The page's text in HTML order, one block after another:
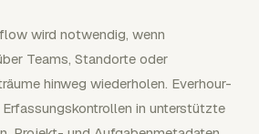
wird notwendig, wenn
Teams, Standorte oder
hinweg wiederholen. Everhour-
Erfassungskontrollen in unterstützte